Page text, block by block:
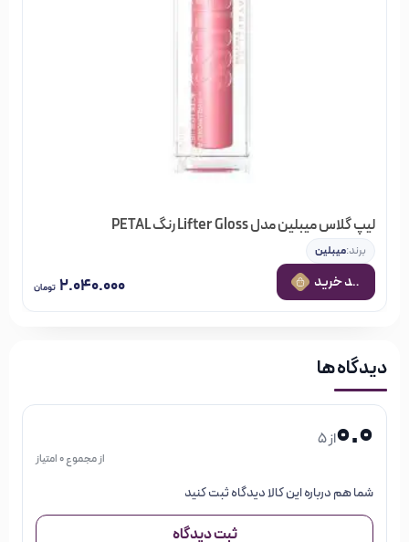
لیپ گلاس میبلین مدل Lifter Gloss رنگ PETAL
برند:میبلین
۲.۰۴۰.۰۰۰ تومان
دیدگاه ها
0.0از 5
از مجموع 0 امتیاز
شما هم درباره این کالا دیدگاه ثبت کنید
ثبت دیدگاه